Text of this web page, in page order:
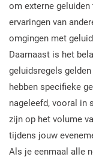
om externe
ervaringen van
omgingen met
Daarnaast is het
geluidsregels
hebben specifieke
nageleefd, vooral in
zijn op het volume
tijdens jouw
Als je eenmaal alle